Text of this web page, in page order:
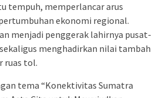
tempuh, memperlancar arus
ekonomi regional.
menjadi penggerak lahirnya pusat-
menghadirkan nilai tambah
ruas tol.
tema “Konektivitas Sumatra